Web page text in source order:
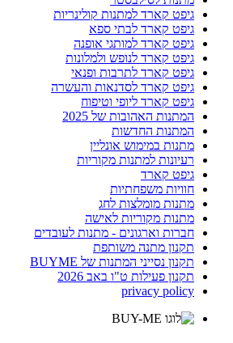
גיפט קארד למתנות קולינריות
גיפט קארד לבתי ספא
גיפט קארד למותגי אופנה
גיפט קארד לנופש ולמלונות
גיפט קארד לתרבות ופנאי
גיפט קארד לסדנאות והעשרה
גיפט קארד ליופי וטיפוח
המתנות האהובות של 2025
המתנות החדשות
מתנות במימוש אונליין
רעיונות למתנות מקוריות
גיפט קארד
חוויות משפחתיות
מתנות מומלצות לחג
מתנות מקוריות לאישה
חברות וארגונים - מתנות לעובדים
תקנון מתנה משותפת
תקנון נסייני המתנות של BUYME
תקנון פעילות ט"ו באב 2026
privacy policy